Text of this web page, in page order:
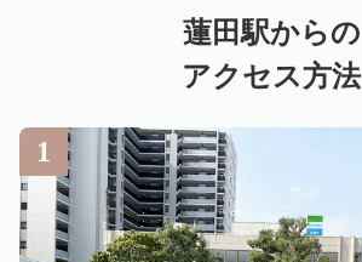
蓮田駅からの
アクセス方法